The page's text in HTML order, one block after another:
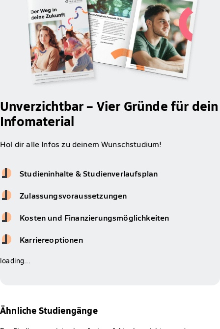
Unverzichtbar – Vier Gründe für dein
Infomaterial
Hol dir alle Infos zu deinem Wunschstudium!
Studieninhalte & Studienverlaufsplan
Zulassungsvoraussetzungen
Kosten und Finanzierungsmöglichkeiten
Karriereoptionen
loading...
Ähnliche Studiengänge